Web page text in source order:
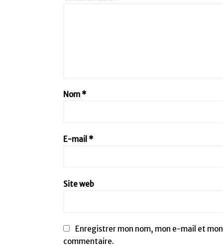
Nom *
E-mail *
Site web
Enregistrer mon nom, mon e-mail et
commentaire.